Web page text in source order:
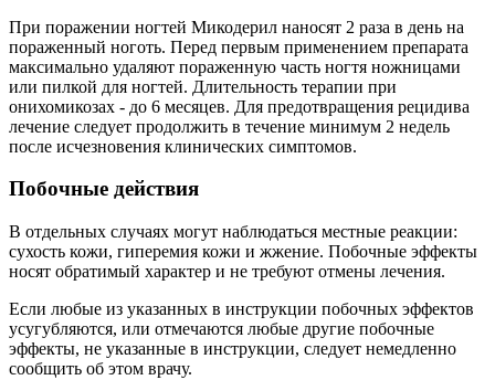
При поражении ногтей Микодерил наносят 2 раза в день на
пораженный ноготь. Перед первым применением препарата
максимально удаляют пораженную часть ногтя ножницами
или пилкой для ногтей. Длительность терапии при
онихомикозах - до 6 месяцев. Для предотвращения рецидива
лечение следует продолжить в течение минимум 2 недель
после исчезновения клинических симптомов.
Побочные действия
В отдельных случаях могут наблюдаться местные реакции:
сухость кожи, гиперемия кожи и жжение. Побочные эффекты
носят обратимый характер и не требуют отмены лечения.
Если любые из указанных в инструкции побочных эффектов
усугубляются, или отмечаются любые другие побочные
эффекты, не указанные в инструкции, следует немедленно
сообщить об этом врачу.